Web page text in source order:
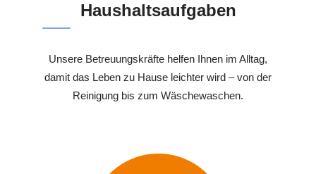
Haushaltsaufgaben
Unsere Betreuungskräfte helfen Ihnen im Alltag,
damit das Leben zu Hause leichter wird – von der
Reinigung bis zum Wäschewaschen.